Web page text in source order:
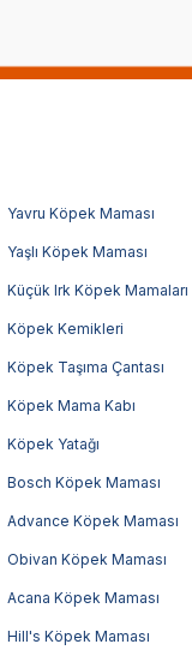
Yavru Köpek Maması
Yaşlı Köpek Maması
Küçük Irk Köpek Mamaları
Köpek Kemikleri
Köpek Taşıma Çantası
Köpek Mama Kabı
Köpek Yatağı
Bosch Köpek Maması
Advance Köpek Maması
Obivan Köpek Maması
Acana Köpek Maması
Hill's Köpek Maması